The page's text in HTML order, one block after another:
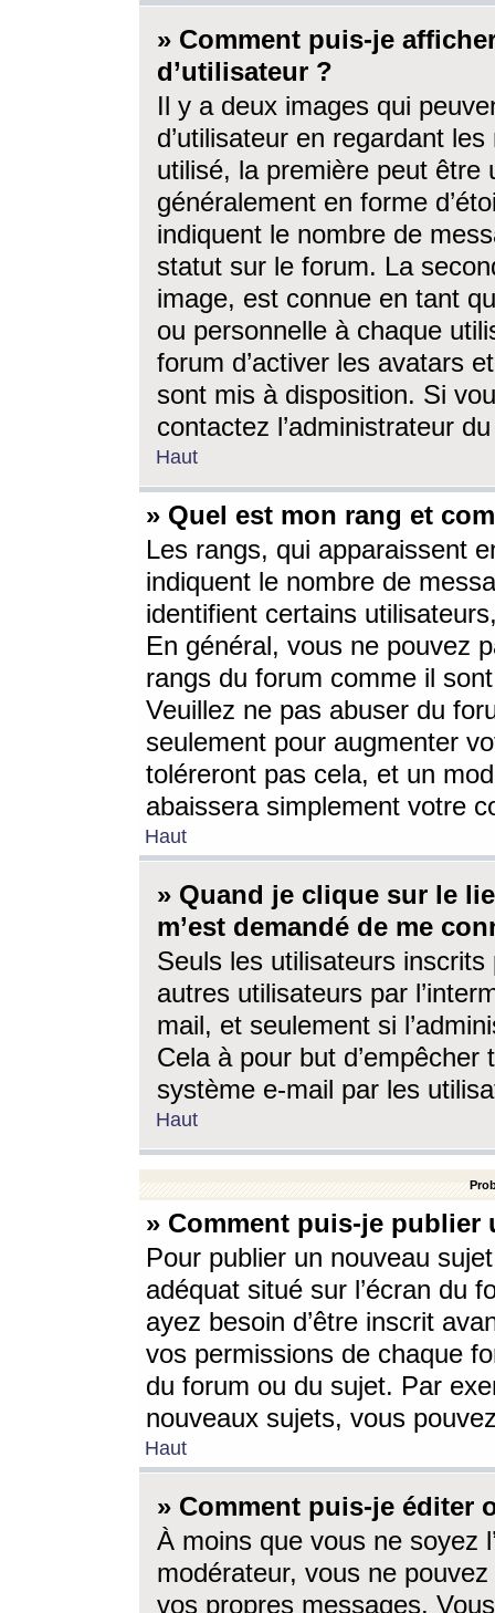
» Comment puis-je
d’utilisateur ?
Il y a deux images qui
d’utilisateur en regardant
utilisé, la première peut être
généralement en forme
indiquent le nombre de
statut sur le forum. La
image, est connue en tant
ou personnelle à chaque
forum d’activer les avatars
sont mis à disposition. Si
contactez l’administrateur
Haut
» Quel est mon rang et
Les rangs, qui apparaissent
indiquent le nombre de
identifient certains
En général, vous ne pouvez
rangs du forum comme il
Veuillez ne pas abuser du
seulement pour augmenter
toléreront pas cela, et un
abaissera simplement votre
Haut
» Quand je clique sur le
m’est demandé de me
Seuls les utilisateurs
autres utilisateurs par
mail, et seulement si
Cela à pour but
système e-mail par les
Haut
» Comment puis-je
Pour publier un nouveau
adéquat situé sur l’écran du
ayez besoin d’être inscrit
vos permissions de chaque
du forum ou du sujet. Par
nouveaux sujets, vous
Haut
» Comment puis-je éditer
À moins que vous ne soyez
modérateur, vous ne
vos propres messages.